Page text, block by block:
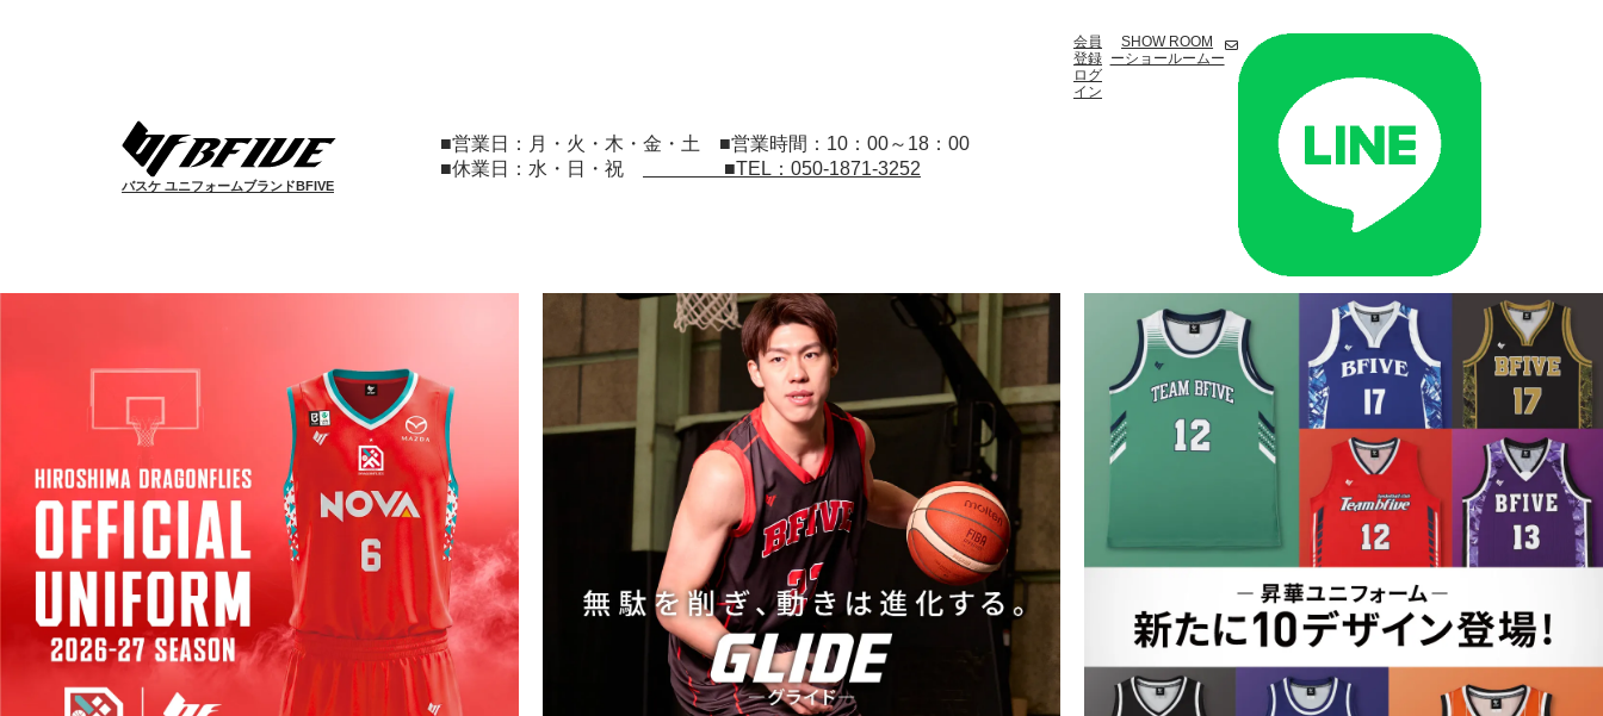
バスケ ユニフォームブランドBFIVE
■営業日：月・火・木・金・土 ■営業時間：10：00～18：00
■休業日：水・日・祝
■TEL：050-1871-3252
会員
登録
ログ
イン
SHOW ROOM
ーショールームー